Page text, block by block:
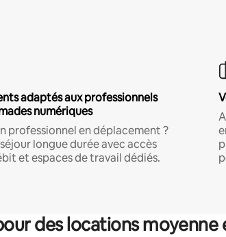
adaptés aux professionnels
numériques
professionnel en déplacement ?
longue durée avec accès
et espaces de travail dédiés.
des locations